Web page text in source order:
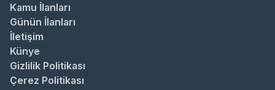
Kamu İlanları
Günün İlanları
İletişim
Künye
Gizlilik Politikası
Çerez Politikası